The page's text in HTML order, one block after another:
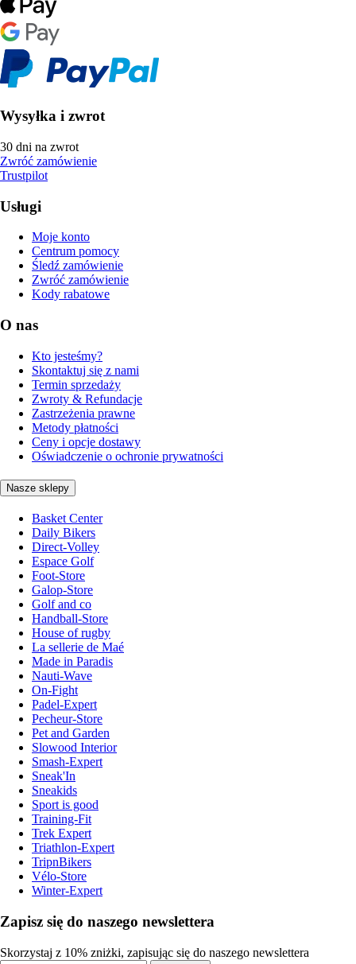
Wysyłka i zwrot
30 dni na zwrot
Zwróć zamówienie
Trustpilot
Usługi
Moje konto
Centrum pomocy
Śledź zamówienie
Zwróć zamówienie
Kody rabatowe
O nas
Kto jesteśmy?
Skontaktuj się z nami
Termin sprzedaży
Zwroty & Refundacje
Zastrzeżenia prawne
Metody płatności
Ceny i opcje dostawy
Oświadczenie o ochronie prywatności
Nasze sklepy
Basket Center
Daily Bikers
Direct-Volley
Espace Golf
Foot-Store
Galop-Store
Golf and co
Handball-Store
House of rugby
La sellerie de Maé
Made in Paradis
Nauti-Wave
On-Fight
Padel-Expert
Pecheur-Store
Pet and Garden
Slowood Interior
Smash-Expert
Sneak'In
Sneakids
Sport is good
Training-Fit
Trek Expert
Triathlon-Expert
TripnBikers
Vélo-Store
Winter-Expert
Zapisz się do naszego newslettera
Skorzystaj z 10% zniżki, zapisując się do naszego newslettera